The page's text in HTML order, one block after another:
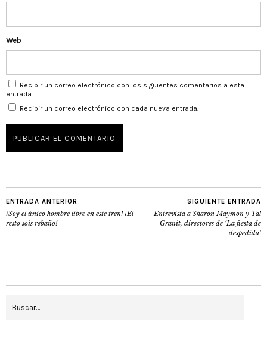
Web
Recibir un correo electrónico con los siguientes comentarios a esta
entrada.
Recibir un correo electrónico con cada nueva entrada.
ENTRADA ANTERIOR
¡Soy el único hombre libre en este tren! ¡El
resto sois rebaño!
SIGUIENTE ENTRADA
Entrevista a Sharon Maymon y Tal
Granit, directores de ‘La fiesta de
despedida’